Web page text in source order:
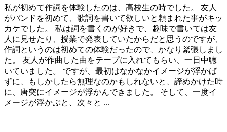
私が初めて作詞を体験したのは、高校生の時でした。 友人
がバンドを初めて、歌詞を書いて欲しいと頼まれた事がキッ
カケでした。 私は詞を書くのが好きで、趣味で書いては友
人に見せたり、授業で発表していたからだと思うのですが、
作詞というのは初めての体験だったので、かなり緊張しまし
た。 友人が作曲した曲をテープに入れてもらい、一日中聴
いていました。 ですが、最初はなかなかイメージが浮かば
ずに、もしかしたら無理なのかもしれないと、諦めかけた時
に、唐突にイメージが浮かんできました。 そして、一度イ
メージが浮かぶと、次々と ...